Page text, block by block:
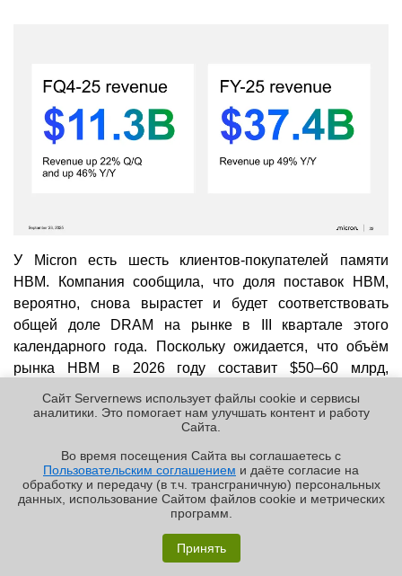
✖
У Micron есть шесть клиентов-покупателей памяти
HBM. Компания сообщила, что доля поставок HBM,
вероятно, снова вырастет и будет соответствовать
общей доле DRAM на рынке в III квартале этого
календарного года. Поскольку ожидается, что объём
рынка HBM в 2026 году составит $50–60 млрд,
то есть, по $3,1 млрд в квартал, подсчитал Blocks &
Files. Micron заявила, что к 2030 году объём целевого
рынка HBM достигнет $100 млрд.«Цена на HBM4 на
самом деле значительно выше, чем на HBM3E»,
сообщил агентству Reutersдиректор по развитию
бизнеса Сумит Садана (Sumit Sadana).
напряженной ситуации в отрасли… мы ожидаем
довольно высокой окупаемости инвестиций в наш
Сайт Servernews использует файлы cookie и сервисы
аналитики. Это помогает нам улучшать контент и работу
Cайта.
Во время посещения Cайта вы соглашаетесь с
Пользовательским соглашением и даёте согласие на
обработку и передачу (в т.ч. трансграничную) персональных
данных, использование Cайтом файлов cookie и метрических
программ.
Принять